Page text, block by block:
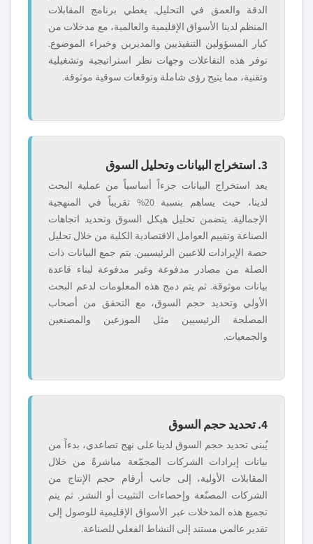
الدقة والعمق في التحليل. يغطي برنامج المقابلات
المنظم لدينا الأسواق الإقليمية والعالمية، مع مدخلات من
كبار المسؤولين التنفيذيين والمديرين وخبراء الموضوع.
توفر هذه التفاعلات وجهات نظر استراتيجية وتشغيلية
وتقنية، مما يتيح رؤى شاملة وتوقعات سوقية موثوقة.
3. استخراج البيانات وتحليل السوق
يعد استخراج البيانات جزءاً أساسياً من عملية البحث
لدينا، حيث يساهم بنسبة 20% تقريباً في المنهجية
الإجمالية. يتضمن تحليل هيكل السوق وتحديد اتجاهات
الصناعة وتقييم العوامل الاقتصادية الكلية من خلال تحليل
حصة الإيرادات للاعبين الرئيسيين. يتم جمع البيانات ذات
الصلة من مصادر مدفوعة وغير مدفوعة لبناء قاعدة
بيانات موثوقة. ثم يتم دمج هذه المعلومات لدعم البحث
الأولي وتحديد حجم السوق، مع التحقق من أصحاب
المصلحة الرئيسيين مثل الموزعين والمصنعين
والجمعيات.
4. تحديد حجم السوق
يُبنى تحديد حجم السوق لدينا على نهج تصاعدي، بدءاً من
بيانات إيرادات الشركات المجمّعة مباشرةً من خلال
المقابلات الأولية، إلى جانب أرقام حجم الإنتاج من
الشركات المصنّعة وإحصاءات التثبيت أو النشر. ثم يتم
تجميع هذه المدخلات عبر الأسواق الإقليمية للوصول إلى
تقدير عالمي مستند إلى النشاط الفعلي للصناعة.